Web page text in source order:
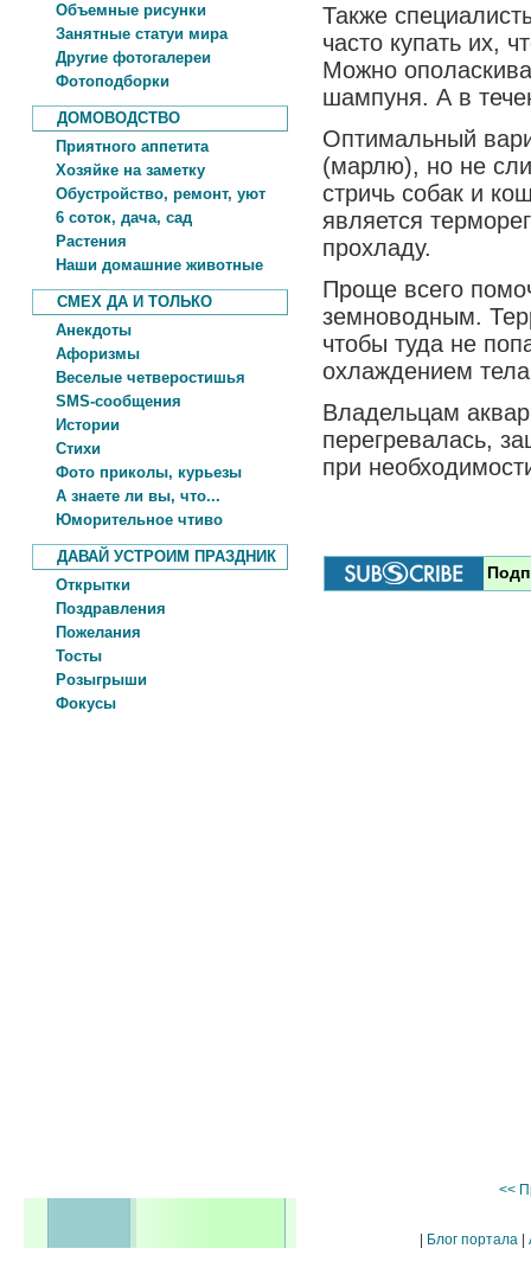
Объемные рисунки
Занятные статуи мира
Другие фотогалереи
Фотоподборки
ДОМОВОДСТВО
Приятного аппетита
Хозяйке на заметку
Обустройство, ремонт, уют
6 соток, дача, сад
Растения
Наши домашние животные
СМЕХ ДА И ТОЛЬКО
Анекдоты
Афоризмы
Веселые четверостишья
SMS-сообщения
Истории
Стихи
Фото приколы, курьезы
А знаете ли вы, что...
Юморительное чтиво
ДАВАЙ УСТРОИМ ПРАЗДНИК
Открытки
Поздравления
Пожелания
Тосты
Розыгрыши
Фокусы
Также
часто купать их,
Можно
шампуня. А в
Оптимальный
(марлю), но не
стричь собак и
является
прохладу.
Проще всего
земноводным.
чтобы туда не
охлаждением
Владельцам
перегревалась,
при
<<
Блог портала